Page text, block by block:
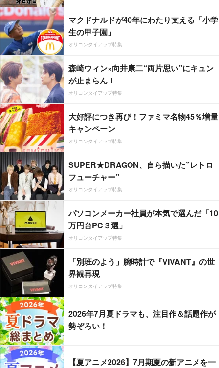
マクドナルドが40年にわたり支える「小学
生の甲子園」
オリコンタイアップ特集
森崎ウィン×向井康二“両片思い”にキュン
が止まらん！
オリコンタイアップ特集
大好評につき再び！ファミマ名物45％増量
キャンペーン
オリコンタイアップ特集
SUPER★DRAGON、自ら描いた”レトロ
フューチャー”
オリコンタイアップ特集
パソコンメーカー社員が本気で選んだ「10
万円台PC３選」
オリコンタイアップ特集
「別班のよう」腕時計で『VIVANT』の世
界観再現
オリコンタイアップ特集
2026年7月夏ドラマも、注目作＆話題作が
勢ぞろい！
【夏アニメ2026】7月期夏の新アニメを一